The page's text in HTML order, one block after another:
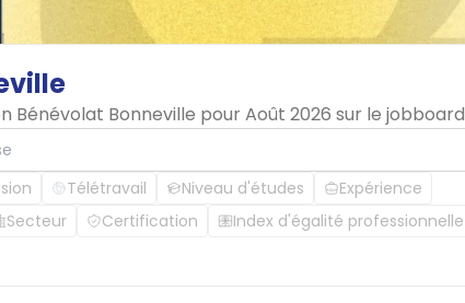
Bénévolat Bonneville pour Août 2026 sur le jobboard
Télétravail Niveau d'études Expérience
Secteur Certification Index d'égalité professionnelle